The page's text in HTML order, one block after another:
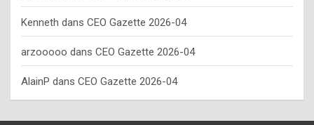
u
s
h
o
Kenneth dans CEO Gazette 2026-04
arzooooo dans CEO Gazette 2026-04
AlainP dans CEO Gazette 2026-04